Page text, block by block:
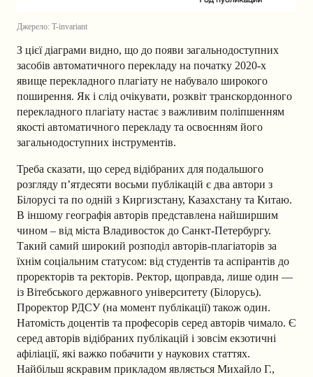
Джерело: T-invariant
З цієї діаграми видно, що до появи загальнодоступних
засобів автоматичного перекладу на початку 2020-х
явище перекладного плагіату не набувало широкого
поширення. Як і слід очікувати, розквіт транскордонного
перекладного плагіату настає з важливим поліпшенням
якості автоматичного перекладу та освоєнням його
загальнодоступних інструментів.
Треба сказати, що серед відібраних для подальшого
розгляду п’ятдесяти восьми публікацій є два автори з
Білорусі та по одній з Киргизстану, Казахстану та Китаю.
В іншому географія авторів представлена ​​найширшим
чином – від міста Владивосток до Санкт-Петербургу.
Такий самий широкий розподіл авторів-плагіаторів за
їхнім соціальним статусом: від студентів та аспірантів до
проректорів та ректорів. Ректор, щоправда, лише один —
із Вітебського державного університету (Білорусь).
Проректор РДСУ (на момент публікації) також один.
Натомість доцентів та професорів серед авторів чимало. Є
серед авторів відібраних публікацій і зовсім екзотичні
афіліації, які важко побачити у наукових статтях.
Найбільш яскравим прикладом являється Михайло Г.,